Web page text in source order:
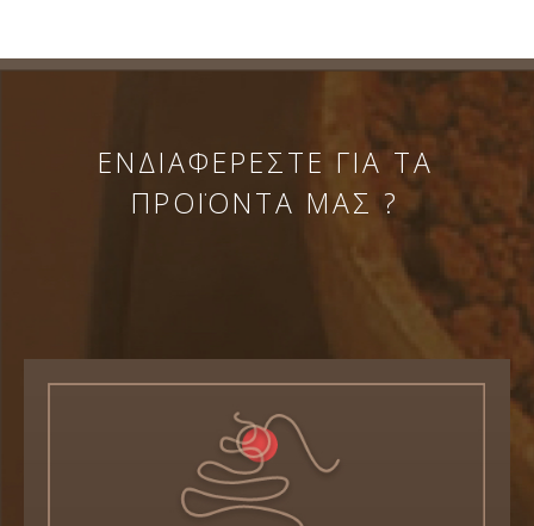
ΕΝΔΙΑΦΕΡΕΣΤΕ ΓΙΑ ΤΑ
ΠΡΟΪΟΝΤΑ ΜΑΣ ?